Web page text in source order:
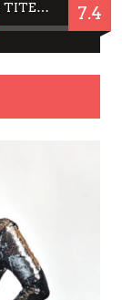
JING JING: IN-THAI RÄUMT WIEDER TITEL AB – EIN ZWEI-STUNDEN-ERLEBNISBERICHT 7.4